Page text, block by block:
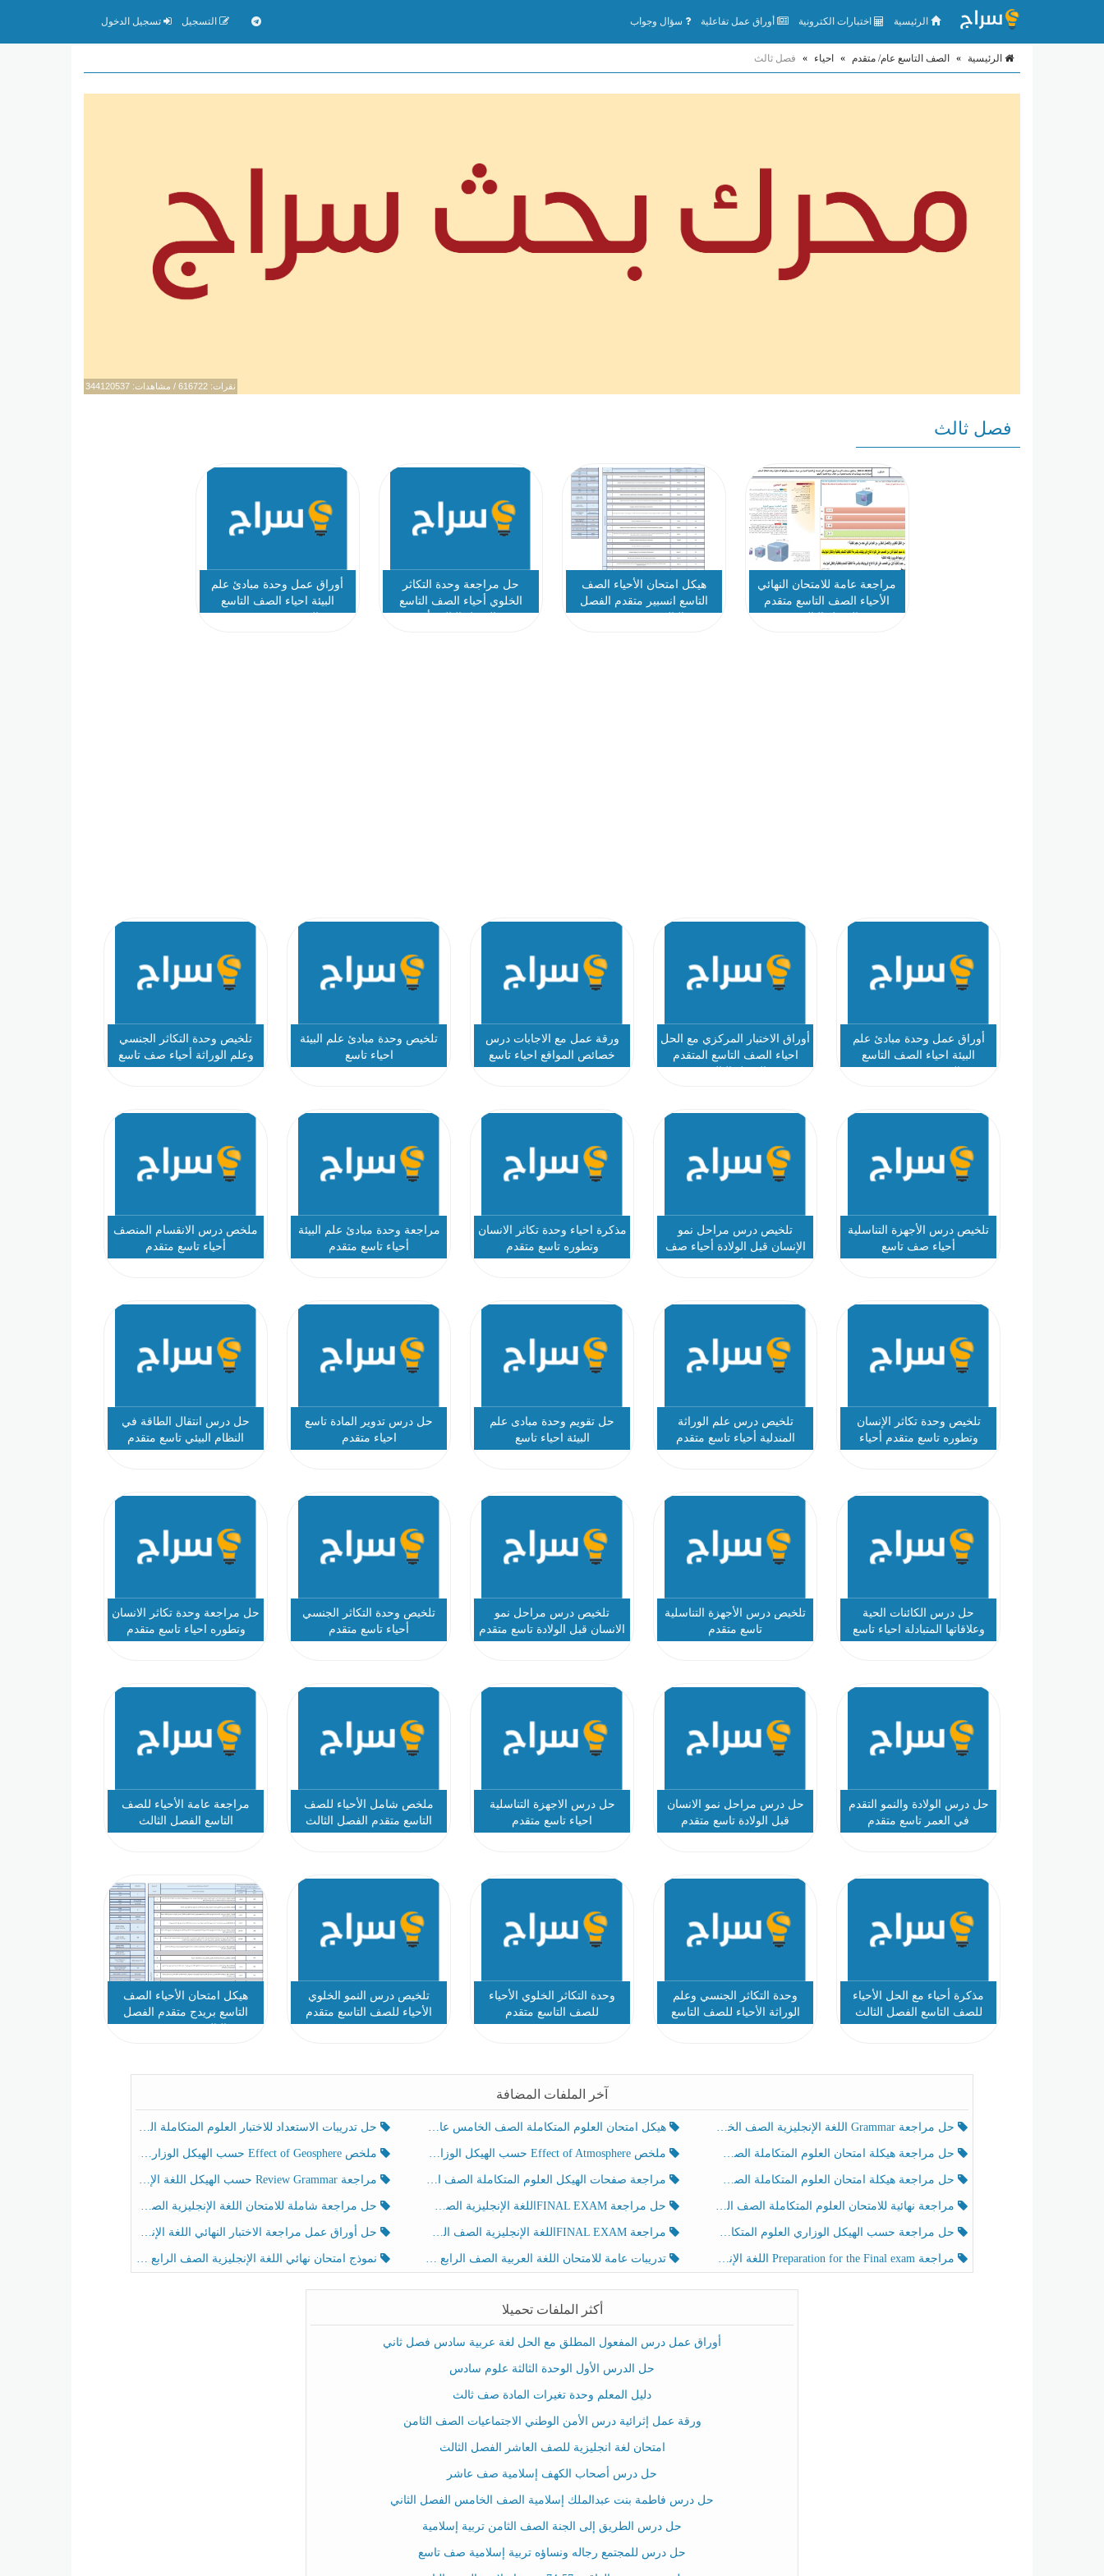
الرئيسية اختبارات الكترونية أوراق عمل تفاعلية سؤال وجواب التسجيل تسجيل الدخول
الرئيسية » الصف التاسع عام/ متقدم » احياء » فصل ثالث
نقرات: 616722 / مشاهدات: 344120537
فصل ثالث
مراجعة عامة للامتحان النهائي
الأحياء الصف التاسع متقدم
الفصل الثالث
هيكل امتحان الأحياء الصف
التاسع انسبير متقدم الفصل
الثالث 2023-2024
حل مراجعة وحدة التكاثر
الخلوي أحياء الصف التاسع
متقدم الفصل الثالث أ محمود
أوراق عمل وحدة مبادئ علم
البيئة احياء الصف التاسع
المتقدم - نموذج 2
أوراق عمل وحدة مبادئ علم
البيئة احياء الصف التاسع
المتقدم - نموذج 1
أوراق الاختبار المركزي مع الحل
احياء الصف التاسع المتقدم
الفصل الثالث
ورقة عمل مع الاجابات درس
خصائص المواقع احياء تاسع
تلخيص وحدة مبادئ علم البيئة
احياء تاسع
تلخيص وحدة التكاثر الجنسي
وعلم الوراثة أحياء صف تاسع
تلخيص درس الأجهزة التناسلية
أحياء صف تاسع
تلخيص درس مراحل نمو
الإنسان قبل الولادة أحياء صف
تاسع
مذكرة احياء وحدة تكاثر الانسان
وتطوره تاسع متقدم
مراجعة وحدة مبادئ علم البيئة
أحياء تاسع متقدم
ملخص درس الانقسام المنصف
أحياء تاسع متقدم
تلخيص وحدة تكاثر الإنسان
وتطوره تاسع متقدم أحياء
تلخيص درس علم الوراثة
المندلية أحياء تاسع متقدم
حل تقويم وحدة مبادى علم
البيئة احياء تاسع
حل درس تدوير المادة تاسع
احياء متقدم
حل درس انتقال الطاقة في
النظام البيئي تاسع متقدم
حل درس الكائنات الحية
وعلاقاتها المتبادلة احياء تاسع
متقدم
تلخيص درس الأجهزة التناسلية
تاسع متقدم
تلخيص درس مراحل نمو
الانسان قبل الولادة تاسع متقدم
تلخيص وحدة التكاثر الجنسي
أحياء تاسع متقدم
حل مراجعة وحدة تكاثر الانسان
وتطوره احياء تاسع متقدم
حل درس الولادة والنمو التقدم
في العمر تاسع متقدم
حل درس مراحل نمو الانسان
قبل الولادة تاسع متقدم
حل درس الاجهزة التناسلية
احياء تاسع متقدم
ملخص شامل الأحياء للصف
التاسع متقدم الفصل الثالث
مراجعة عامة الأحياء للصف
التاسع الفصل الثالث
مذكرة أحياء مع الحل الأحياء
للصف التاسع الفصل الثالث
وحدة التكاثر الجنسي وعلم
الوراثة الأحياء للصف التاسع
متقدم
وحدة التكاثر الخلوي الأحياء
للصف التاسع متقدم
تلخيص درس النمو الخلوي
الأحياء للصف التاسع متقدم
هيكل امتحان الأحياء الصف
التاسع بريدج متقدم الفصل
الثالث 2023-2024
آخر الملفات المضافة
حل مراجعة Grammar اللغة الإنجليزية الصف الخامس الفصل الثالث هيكل امتحان العلوم المتكاملة الصف الخامس عام الفصل الدراسي الثالث 2025-2026 حل تدريبات الاستعداد للاختبار العلوم المتكاملة الصف الخامس عام الفصل الثالث
حل مراجعة هيكلة امتحان العلوم المتكاملة الصف الخامس انسبير الفصل الثالث ملخص Effect of Atmosphere حسب الهيكل الوزاري العلوم المتكاملة الصف الخامس انسبير الفصل الثالث ملخص Effect of Geosphere حسب الهيكل الوزاري العلوم المتكاملة الصف الخامس انسبير الفصل الثالث
حل مراجعة هيكلة امتحان العلوم المتكاملة الصف الخامس عام الفصل الثالث مراجعة صفحات الهيكل العلوم المتكاملة الصف الخامس انسبير الفصل الثالث مراجعة Review Grammar حسب الهيكل اللغة الإنجليزية الصف الخامس الفصل الثالث
مراجعة نهائية للامتحان العلوم المتكاملة الصف الخامس انسبير الفصل الثالث حل مراجعة FINAL EXAMاللغة الإنجليزية الصف الخامس الفصل الثالث حل مراجعة شاملة للامتحان اللغة الإنجليزية الصف الخامس الفصل الثالث
حل مراجعة حسب الهيكل الوزاري العلوم المتكاملة الصف الخامس عام الفصل الثالث مراجعة FINAL EXAMاللغة الإنجليزية الصف الخامس الفصل الثالث حل أوراق عمل مراجعة الاختبار النهائي اللغة الإنجليزية الصف الرابع الفصل الثالث
مراجعة Preparation for the Final exam اللغة الإنجليزية الصف الرابع الفصل الثالث تدريبات عامة للامتحان اللغة العربية الصف الرابع الفصل الثالث نموذج امتحان نهائي اللغة الإنجليزية الصف الرابع الفصل الثالث
أكثر الملفات تحميلا
أوراق عمل درس المفعول المطلق مع الحل لغة عربية سادس فصل ثاني
حل الدرس الأول الوحدة الثالثة علوم سادس
دليل المعلم وحدة تغيرات المادة صف ثالث
ورقة عمل إثرائية درس الأمن الوطني الاجتماعيات الصف الثامن
امتحان لغة انجليزية للصف العاشر الفصل الثالث
حل درس أصحاب الكهف إسلامية صف عاشر
حل درس فاطمة بنت عبدالملك إسلامية الصف الخامس الفصل الثاني
حل درس الطريق إلى الجنة الصف الثامن تربية إسلامية
حل درس للمجتمع رجاله ونساؤه تربية إسلامية صف تاسع